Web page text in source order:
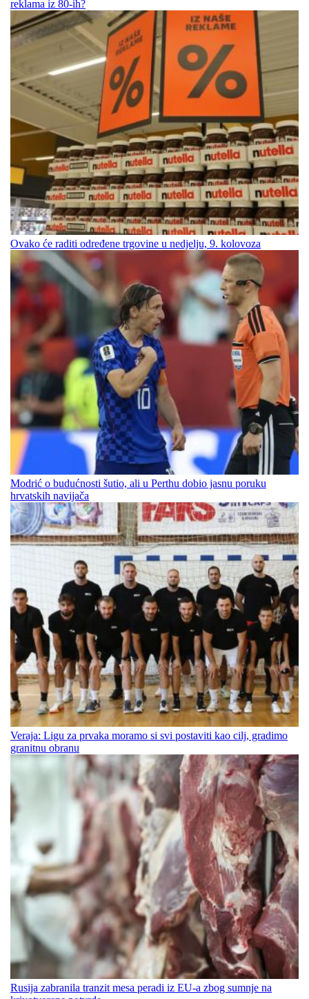
reklama iz 80-ih?
Ovako će raditi određene trgovine u nedjelju, 9. kolovoza
Modrić o budućnosti šutio, ali u Perthu dobio jasnu poruku
hrvatskih navijača
Veraja: Ligu za prvaka moramo si svi postaviti kao cilj, gradimo
granitnu obranu
Rusija zabranila tranzit mesa peradi iz EU-a zbog sumnje na